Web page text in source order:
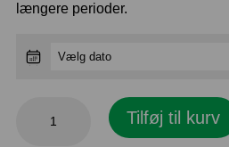
længere perioder.
Tilføj til kurv